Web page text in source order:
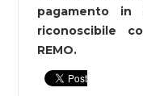
pagamento
riconoscibile
REMO.